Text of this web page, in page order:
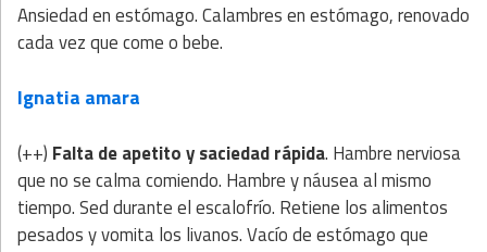
Ansiedad en estómago. Calambres en estómago, renovado
cada vez que come o bebe.
Ignatia amara
(++) Falta de apetito y saciedad rápida. Hambre nerviosa
que no se calma comiendo. Hambre y náusea al mismo
tiempo. Sed durante el escalofrío. Retiene los alimentos
pesados y vomita los livanos. Vacío de estómago que